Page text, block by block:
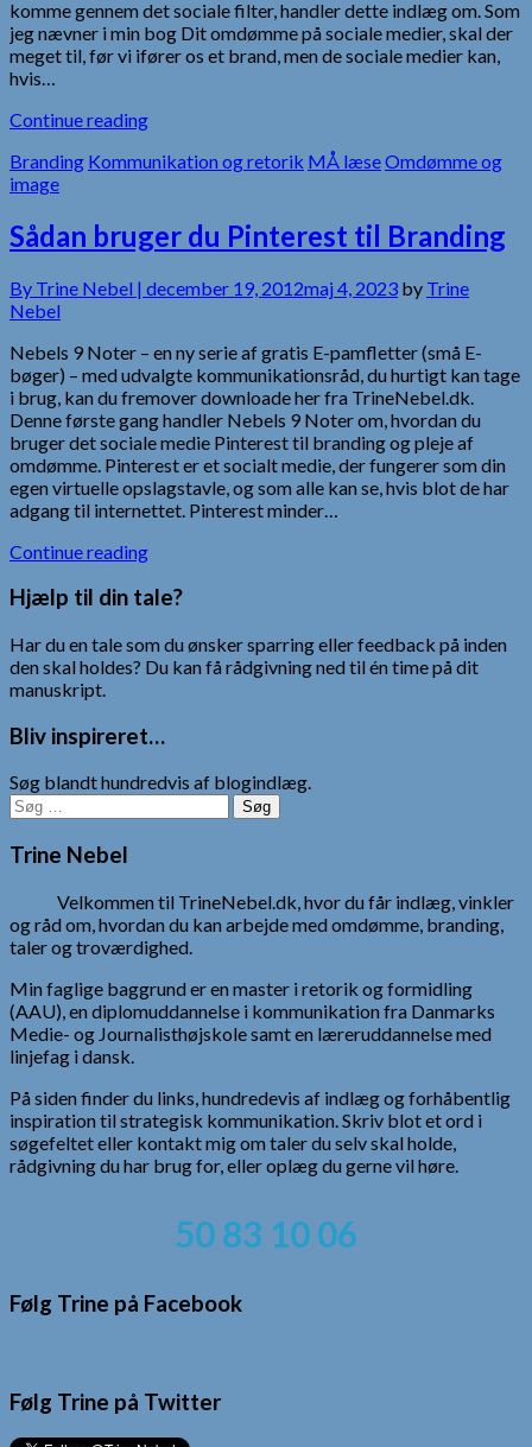
komme gennem det sociale filter, handler dette indlæg om. Som
jeg nævner i min bog Dit omdømme på sociale medier, skal der
meget til, før vi ifører os et brand, men de sociale medier kan,
hvis…
Continue reading
Branding Kommunikation og retorik MÅ læseOmdømme og
image
Sådan bruger du Pinterest til Branding
By Trine Nebel | december 19, 2012maj 4, 2023 by Trine
Nebel
Nebels 9 Noter – en ny serie af gratis E-pamfletter (små E-
bøger) – med udvalgte kommunikationsråd, du hurtigt kan tage
i brug, kan du fremover downloade her fra TrineNebel.dk.
Denne første gang handler Nebels 9 Noter om, hvordan du
bruger det sociale medie Pinterest til branding og pleje af
omdømme. Pinterest er et socialt medie, der fungerer som din
egen virtuelle opslagstavle, og som alle kan se, hvis blot de har
adgang til internettet. Pinterest minder…
Continue reading
Hjælp til din tale?
Har du en tale som du ønsker sparring eller feedback på inden
den skal holdes? Du kan få rådgivning ned til én time på dit
manuskript.
Bliv inspireret…
Søg blandt hundredvis af blogindlæg.
Søg
efter:
Trine Nebel
Velkommen til TrineNebel.dk, hvor du får indlæg, vinkler
og råd om, hvordan du kan arbejde med omdømme, branding,
taler og troværdighed.
Min faglige baggrund er en master i retorik og formidling
(AAU), en diplomuddannelse i kommunikation fra Danmarks
Medie- og Journalisthøjskole samt en læreruddannelse med
linjefag i dansk.
På siden finder du links, hundredevis af indlæg og forhåbentlig
inspiration til strategisk kommunikation. Skriv blot et ord i
søgefeltet eller kontakt mig om taler du selv skal holde,
rådgivning du har brug for, eller oplæg du gerne vil høre.
50 83 10 06
Følg Trine på Facebook
Følg Trine på Twitter